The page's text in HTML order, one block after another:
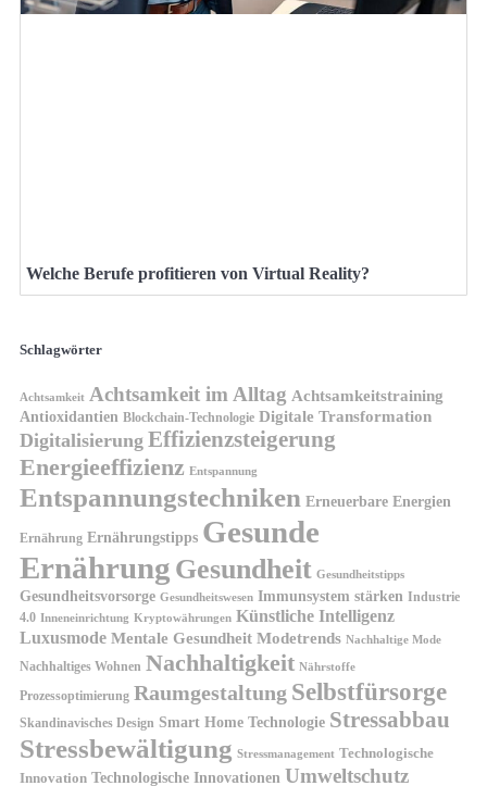
Welche Berufe profitieren von Virtual Reality?
Schlagwörter
Achtsamkeit Achtsamkeit im Alltag Achtsamkeitstraining
Antioxidantien Blockchain-Technologie Digitale Transformation
Digitalisierung Effizienzsteigerung
Energieeffizienz Entspannung
Entspannungstechniken Erneuerbare Energien
Ernährung Ernährungstipps Gesunde
Ernährung Gesundheit Gesundheitstipps
Gesundheitsvorsorge Gesundheitswesen Immunsystem stärken Industrie
4.0 Inneneinrichtung Kryptowährungen Künstliche Intelligenz
Luxusmode Mentale Gesundheit Modetrends Nachhaltige Mode
Nachhaltiges Wohnen Nachhaltigkeit Nährstoffe
Prozessoptimierung Raumgestaltung Selbstfürsorge
Skandinavisches Design Smart Home Technologie Stressabbau
Stressbewältigung Stressmanagement Technologische
Innovation Technologische Innovationen Umweltschutz